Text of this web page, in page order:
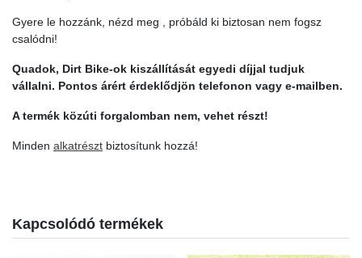
Gyere le hozzánk, nézd meg , próbáld ki biztosan nem fogsz
csalódni!
Quadok, Dirt Bike-ok kiszállítását egyedi díjjal tudjuk
vállalni. Pontos árért érdeklődjön telefonon vagy e-mailben.
A termék közúti forgalomban nem, vehet részt!
Minden alkatrészt biztosítunk hozzá!
Kapcsolódó termékek